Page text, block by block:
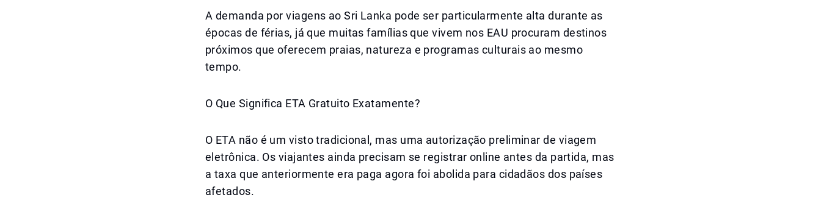
A demanda por viagens ao Sri Lanka pode ser particularmente alta durante as
épocas de férias, já que muitas famílias que vivem nos EAU procuram destinos
próximos que oferecem praias, natureza e programas culturais ao mesmo
tempo.
O Que Significa ETA Gratuito Exatamente?
O ETA não é um visto tradicional, mas uma autorização preliminar de viagem
eletrônica. Os viajantes ainda precisam se registrar online antes da partida, mas
a taxa que anteriormente era paga agora foi abolida para cidadãos dos países
afetados.